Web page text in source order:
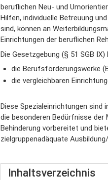
beruflichen Neu- und
Hilfen, individuelle Betreuung
sind, können an
Einrichtungen der beruflichen
Die Gesetzgebung (§ 51 SGB
die Berufsförderungswerke
die vergleichbaren
Diese Spezialeinrichtungen sind
die besonderen Bedürfnisse der
Behinderung vorbereitet und
zielgruppenadäquate
Inhaltsverzeichnis